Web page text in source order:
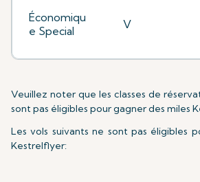
Économiqu
e Special
V
Veuillez noter que les classes de
sont pas éligibles pour gagner des miles
Les vols suivants ne sont pas éligibles
Kestrelflyer: